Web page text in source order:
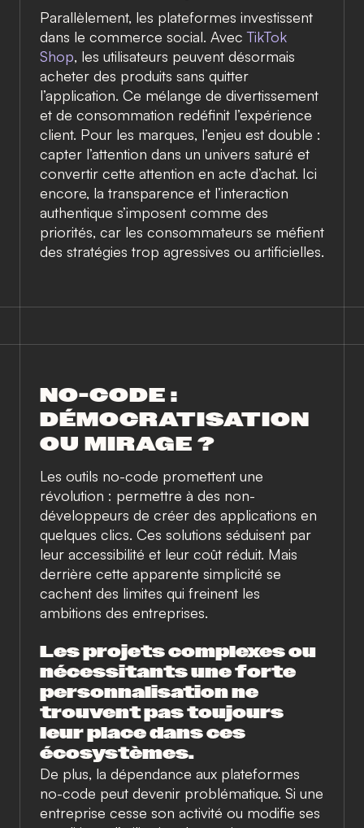
Parallèlement, les plateformes investissent
dans le commerce social. AvecTikTok
Shop, les utilisateurs peuvent désormais
acheter des produits sans quitter
l’application. Ce mélange de divertissement
et de consommation redéfinit l’expérience
client. Pour les marques, l’enjeu est double :
capter l’attention dans un univers saturé et
convertir cette attention en acte d’achat. Ici
encore, la transparence et l’interaction
authentique s’imposent comme des
priorités, car les consommateurs se méfient
des stratégies trop agressives ou artificielles.
NO-CODE :
DÉMOCRATISATION
OU MIRAGE ?
Les outils no-code promettent une
révolution : permettre à des non-
développeurs de créer des applications en
quelques clics. Ces solutions séduisent par
leur accessibilité et leur coût réduit. Mais
derrière cette apparente simplicité se
cachent des limites qui freinent les
ambitions des entreprises.
Les projets complexes ou
nécessitants une forte
personnalisation ne
trouvent pas toujours
leur place dans ces
écosystèmes.
De plus, la dépendance aux plateformes
no-code peut devenir problématique. Si une
entreprise cesse son activité ou modifie ses